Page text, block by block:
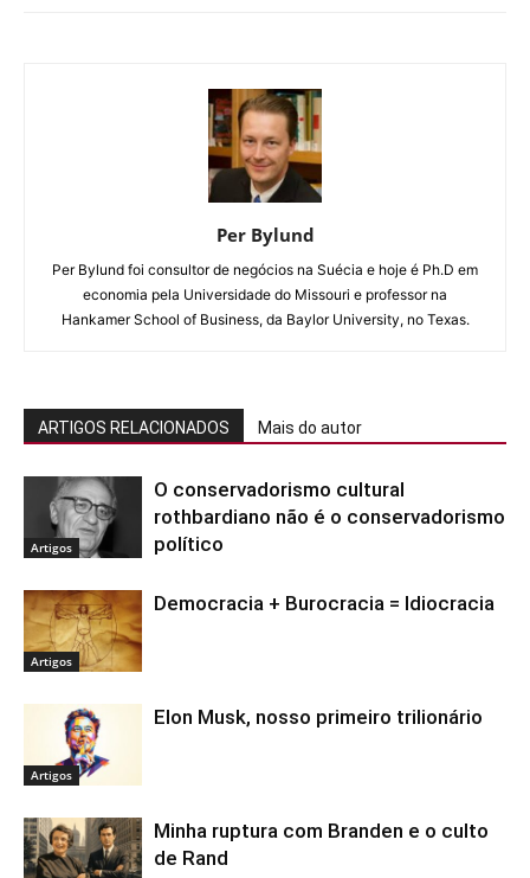
Per Bylund
Per Bylund foi consultor de negócios na Suécia e hoje é Ph.D em
economia pela Universidade do Missouri e professor na
Hankamer School of Business, da Baylor University, no Texas.
ARTIGOS RELACIONADOS Mais do autor
Artigos
O conservadorismo cultural
rothbardiano não é o conservadorismo
político
Artigos
Democracia + Burocracia = Idiocracia
Artigos
Elon Musk, nosso primeiro trilionário
Minha ruptura com Branden e o culto
de Rand